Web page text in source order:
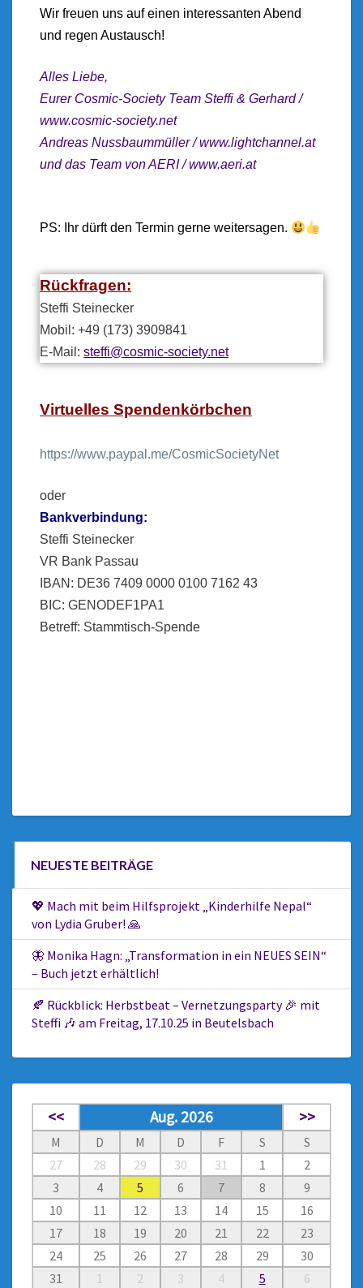
Wir freuen uns auf einen interessanten Abend
und regen Austausch!
Alles Liebe,
Eurer Cosmic-Society Team Steffi & Gerhard /
www.cosmic-society.net
Andreas Nussbaummüller /www.lightchannel.at
und das Team von AERI /www.aeri.at
PS: Ihr dürft den Termin gerne weitersagen.
Rückfragen:
Steffi Steinecker
Mobil: +49 (173) 3909841
E-Mail: steffi@cosmic-society.net
Virtuelles Spendenkörbchen
https://www.paypal.me/CosmicSocietyNet
oder
Bankverbindung:
Steffi Steinecker
VR Bank Passau
IBAN: DE36 7409 0000 0100 7162 43
BIC: GENODEF1PA1
Betreff: Stammtisch-Spende
NEUESTE BEITRÄGE
💖 Mach mit beim Hilfsprojekt „Kinderhilfe Nepal“
von Lydia Gruber! 🙏
🦋 Monika Hagn: „Transformation in ein NEUES SEIN“
– Buch jetzt erhältlich!
🍂 Rückblick: Herbstbeat – Vernetzungsparty 🎉 mit
Steffi 🎶 am Freitag, 17.10.25 in Beutelsbach
<< Aug. 2026 >>
M D M D F S
S
27
28 29 30 31 1
2
3
4 5 6 7 8
9
10
11 12 13 14 15
16
17
18 19 20 21 22
23
24
25 26 27 28 29
30
31
1 2 3 4 5 6